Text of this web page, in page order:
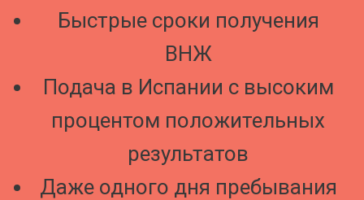
Быстрые сроки получения
ВНЖ
Подача в Испании с высоким
процентом положительных
результатов
Даже одного дня пребывания